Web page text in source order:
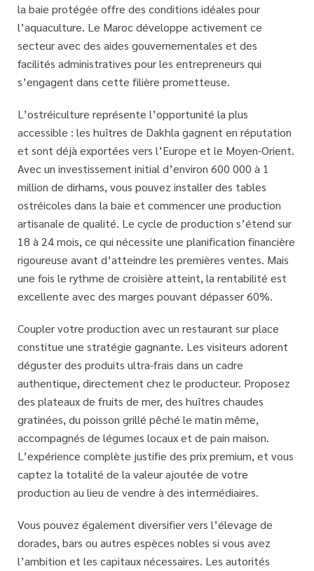
la baie protégée offre des conditions idéales pour
l’aquaculture. Le Maroc développe activement ce
secteur avec des aides gouvernementales et des
facilités administratives pour les entrepreneurs qui
s’engagent dans cette filière prometteuse.
L’ostréiculture représente l’opportunité la plus
accessible : les huîtres de Dakhla gagnent en réputation
et sont déjà exportées vers l’Europe et le Moyen-Orient.
Avec un investissement initial d’environ 600 000 à 1
million de dirhams, vous pouvez installer des tables
ostréicoles dans la baie et commencer une production
artisanale de qualité. Le cycle de production s’étend sur
18 à 24 mois, ce qui nécessite une planification financière
rigoureuse avant d’atteindre les premières ventes. Mais
une fois le rythme de croisière atteint, la rentabilité est
excellente avec des marges pouvant dépasser 60%.
Coupler votre production avec un restaurant sur place
constitue une stratégie gagnante. Les visiteurs adorent
déguster des produits ultra-frais dans un cadre
authentique, directement chez le producteur. Proposez
des plateaux de fruits de mer, des huîtres chaudes
gratinées, du poisson grillé pêché le matin même,
accompagnés de légumes locaux et de pain maison.
L’expérience complète justifie des prix premium, et vous
captez la totalité de la valeur ajoutée de votre
production au lieu de vendre à des intermédiaires.
Vous pouvez également diversifier vers l’élevage de
dorades, bars ou autres espèces nobles si vous avez
l’ambition et les capitaux nécessaires. Les autorités